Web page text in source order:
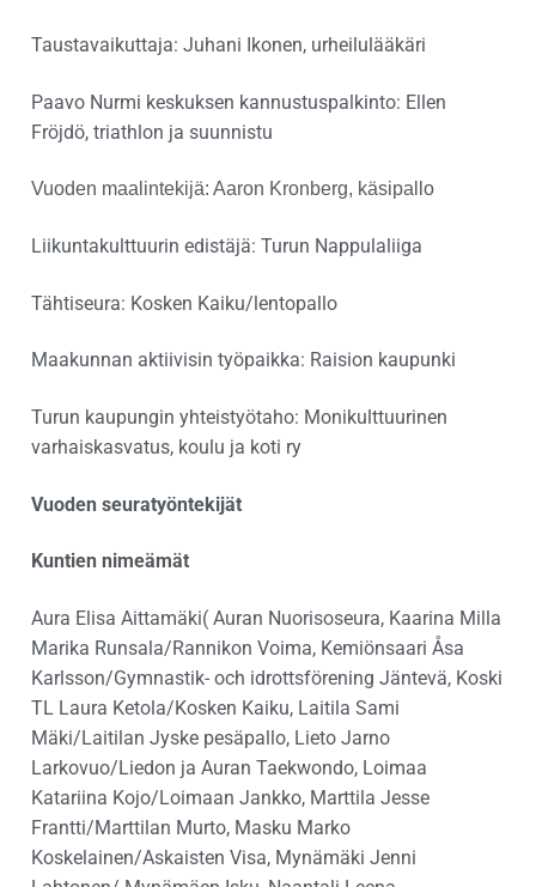
Taustavaikuttaja: Juhani Ikonen, urheilulääkäri
Paavo Nurmi keskuksen kannustuspalkinto: Ellen
Fröjdö, triathlon ja suunnistu
Vuoden maalintekijä: Aaron Kronberg, käsipallo
Liikuntakulttuurin edistäjä: Turun Nappulaliiga
Tähtiseura: Kosken Kaiku/lentopallo
Maakunnan aktiivisin työpaikka: Raision kaupunki
Turun kaupungin yhteistyötaho: Monikulttuurinen
varhaiskasvatus, koulu ja koti ry
Vuoden seuratyöntekijät
Kuntien nimeämät
Aura Elisa Aittamäki( Auran Nuorisoseura, Kaarina Milla
Marika Runsala/Rannikon Voima, Kemiönsaari Åsa
Karlsson/Gymnastik- och idrottsförening Jäntevä, Koski
TL Laura Ketola/Kosken Kaiku, Laitila Sami
Mäki/Laitilan Jyske pesäpallo, Lieto Jarno
Larkovuo/Liedon ja Auran Taekwondo, Loimaa
Katariina Kojo/Loimaan Jankko, Marttila Jesse
Frantti/Marttilan Murto, Masku Marko
Koskelainen/Askaisten Visa, Mynämäki Jenni